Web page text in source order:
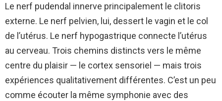
Le nerf pudendal innerve principalement le clitoris
externe. Le nerf pelvien, lui, dessert le vagin et le col
de l’utérus. Le nerf hypogastrique connecte l’utérus
au cerveau. Trois chemins distincts vers le même
centre du plaisir — le cortex sensoriel — mais trois
expériences qualitativement différentes. C’est un peu
comme écouter la même symphonie avec des